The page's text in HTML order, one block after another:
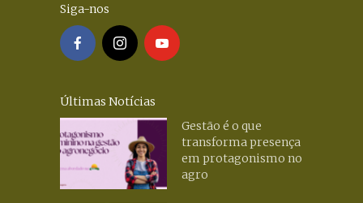
Siga-nos
Últimas Notícias
Gestão é o que
transforma presença
em protagonismo no
agro